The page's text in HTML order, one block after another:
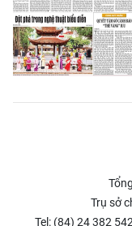
ESPAÑOL
한국어
Trụ sở
Tel: (84) 24 382